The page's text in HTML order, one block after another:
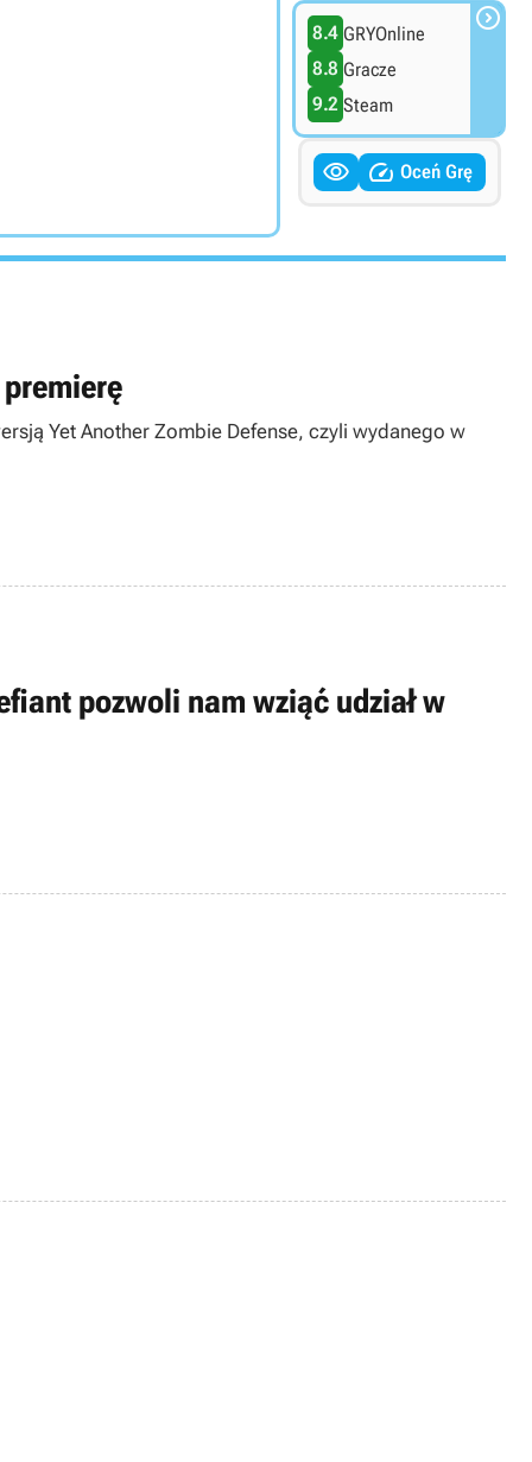
8.4 GRYOnline
8.8 Gracze
9.2 Steam

  Oceń Grę
Yet Another Zombie Defense, czyli wydanego w
pozwoli nam wziąć udział w